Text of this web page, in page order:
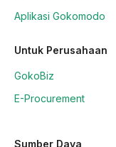
Aplikasi Gokomodo
Untuk Perusahaan
GokoBiz
E-Procurement
Sumber Daya